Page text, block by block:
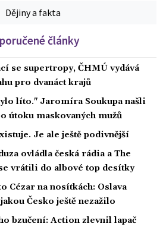
Dějiny a fakta
články
se supertropy, ČHMÚ vydává
pro dvanáct krajů
líto." Jaromíra Soukupa našli
útoku maskovaných mužů
Je ale ještě podivnější
ovládla česká rádia a The
vrátili do albové top desítky
Cézar na nosítkách: Oslava
Česko ještě nezažilo
bzučení: Action zlevnil lapač